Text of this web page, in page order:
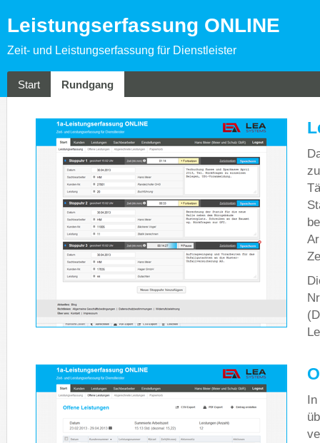
Leistungserfassung ONLINE
Zeit- und Leistungserfassung für Dienstleister
Start Rundgang